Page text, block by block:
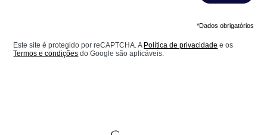
*Dados obrigatórios
Este site é protegido por reCAPTCHA. A Política de privacidade e os
Termos e condições do Google são aplicáveis.